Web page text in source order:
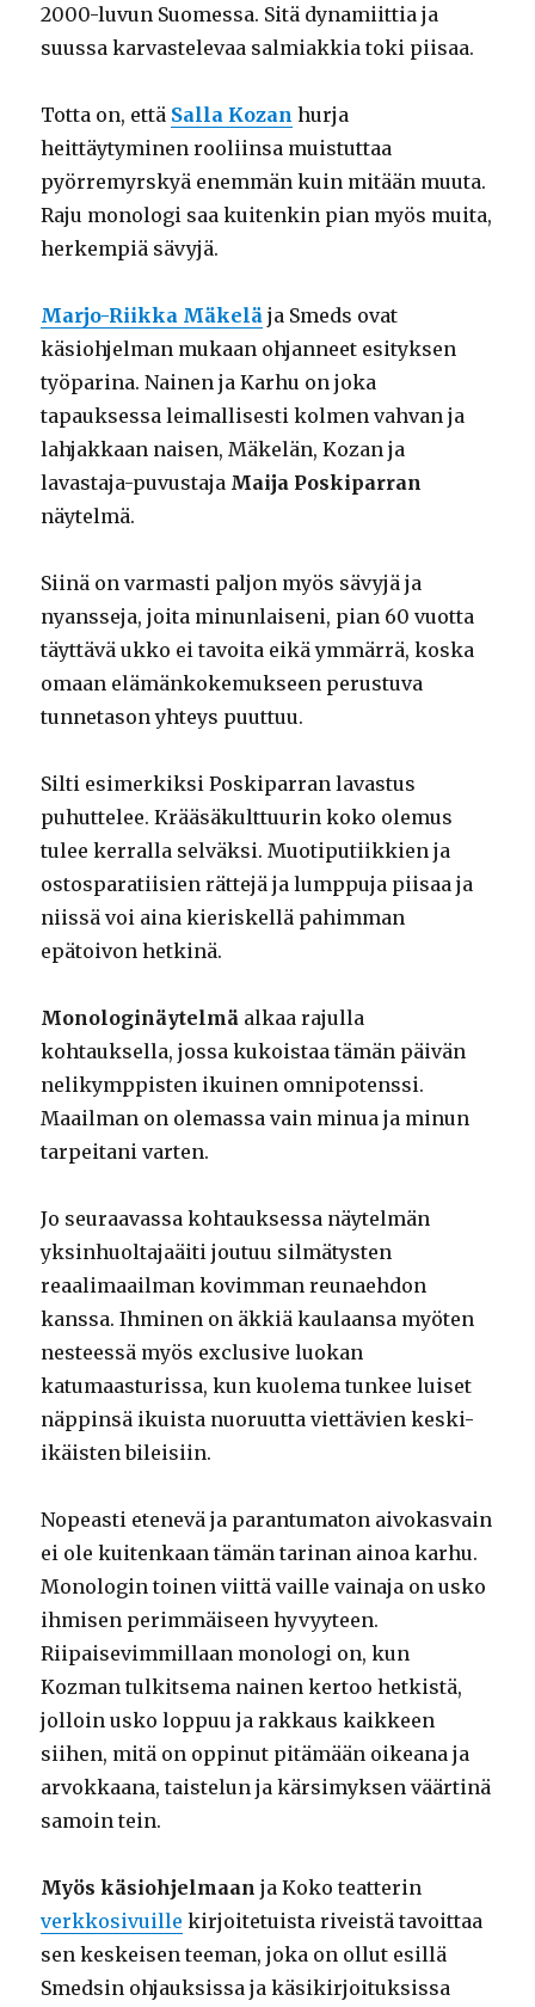
2000-luvun Suomessa. Sitä dynamiittia ja
suussa karvastelevaa salmiakkia toki piisaa.
Totta on, että Salla Kozan hurja
heittäytyminen rooliinsa muistuttaa
pyörremyrskyä enemmän kuin mitään muuta.
Raju monologi saa kuitenkin pian myös muita,
herkempiä sävyjä.
Marjo-Riikka Mäkelä ja Smeds ovat
käsiohjelman mukaan ohjanneet esityksen
työparina. Nainen ja Karhu on joka
tapauksessa leimallisesti kolmen vahvan ja
lahjakkaan naisen, Mäkelän, Kozan ja
lavastaja-puvustaja Maija Poskiparran
näytelmä.
Siinä on varmasti paljon myös sävyjä ja
nyansseja, joita minunlaiseni, pian 60 vuotta
täyttävä ukko ei tavoita eikä ymmärrä, koska
omaan elämänkokemukseen perustuva
tunnetason yhteys puuttuu.
Silti esimerkiksi Poskiparran lavastus
puhuttelee. Krääsäkulttuurin koko olemus
tulee kerralla selväksi. Muotiputiikkien ja
ostosparatiisien rättejä ja lumppuja piisaa ja
niissä voi aina kieriskellä pahimman
epätoivon hetkinä.
Monologinäytelmä alkaa rajulla
kohtauksella, jossa kukoistaa tämän päivän
nelikymppisten ikuinen omnipotenssi.
Maailman on olemassa vain minua ja minun
tarpeitani varten.
Jo seuraavassa kohtauksessa näytelmän
yksinhuoltajaäiti joutuu silmätysten
reaalimaailman kovimman reunaehdon
kanssa. Ihminen on äkkiä kaulaansa myöten
nesteessä myös exclusive luokan
katumaasturissa, kun kuolema tunkee luiset
näppinsä ikuista nuoruutta viettävien keski-
ikäisten bileisiin.
Nopeasti etenevä ja parantumaton aivokasvain
ei ole kuitenkaan tämän tarinan ainoa karhu.
Monologin toinen viittä vaille vainaja on usko
ihmisen perimmäiseen hyvyyteen.
Riipaisevimmillaan monologi on, kun
Kozman tulkitsema nainen kertoo hetkistä,
jolloin usko loppuu ja rakkaus kaikkeen
siihen, mitä on oppinut pitämään oikeana ja
arvokkaana, taistelun ja kärsimyksen väärtinä
samoin tein.
Myös käsiohjelmaan ja Koko teatterin
verkkosivuille kirjoitetuista riveistä tavoittaa
sen keskeisen teeman, joka on ollut esillä
Smedsin ohjauksissa ja käsikirjoituksissa